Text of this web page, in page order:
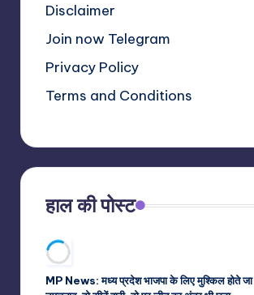
Disclaimer
Join now Telegram
Privacy Policy
Terms and Conditions
हाल की पोस्ट
MP News: मध्य प्रदेश भाजपा के लिए मुश्किल होते जा